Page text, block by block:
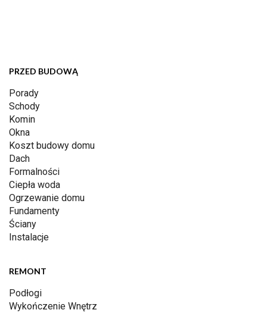
PRZED BUDOWĄ
Porady
Schody
Komin
Okna
Koszt budowy domu
Dach
Formalności
Ciepła woda
Ogrzewanie domu
Fundamenty
Ściany
Instalacje
REMONT
Podłogi
Wykończenie Wnętrz